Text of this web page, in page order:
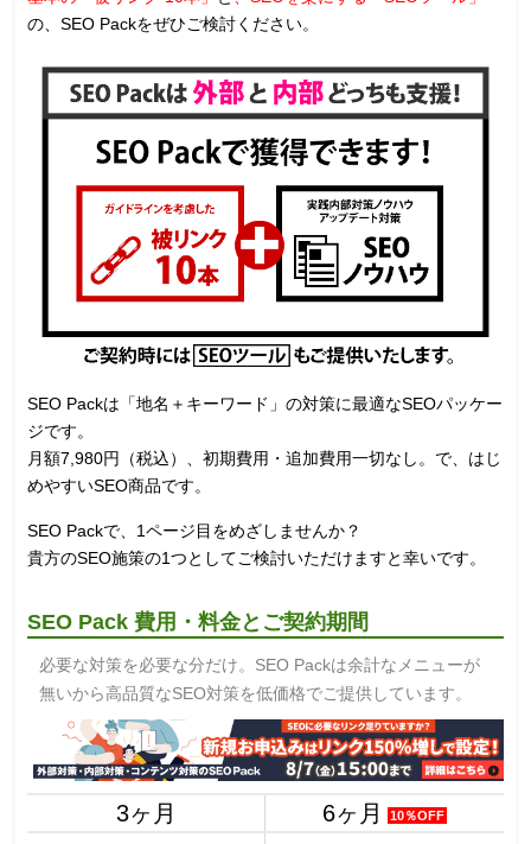
の、SEO Packをぜひご検討ください。
SEO Packは「地名＋キーワード」の対策に最適なSEOパッケー
ジです。
月額7,980円（税込）、初期費用・追加費用一切なし。で、はじ
めやすいSEO商品です。
SEO Packで、1ページ目をめざしませんか？
貴方のSEO施策の1つとしてご検討いただけますと幸いです。
SEO Pack 費用・料金とご契約期間
必要な対策を必要な分だけ。SEO Packは余計なメニューが
無いから高品質なSEO対策を低価格でご提供しています。
3ヶ月 6ヶ月 10％OFF